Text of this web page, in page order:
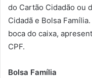
do Cartão Cidadão ou
Cidadã e Bolsa
boca do caixa,
CPF.
Bolsa Família